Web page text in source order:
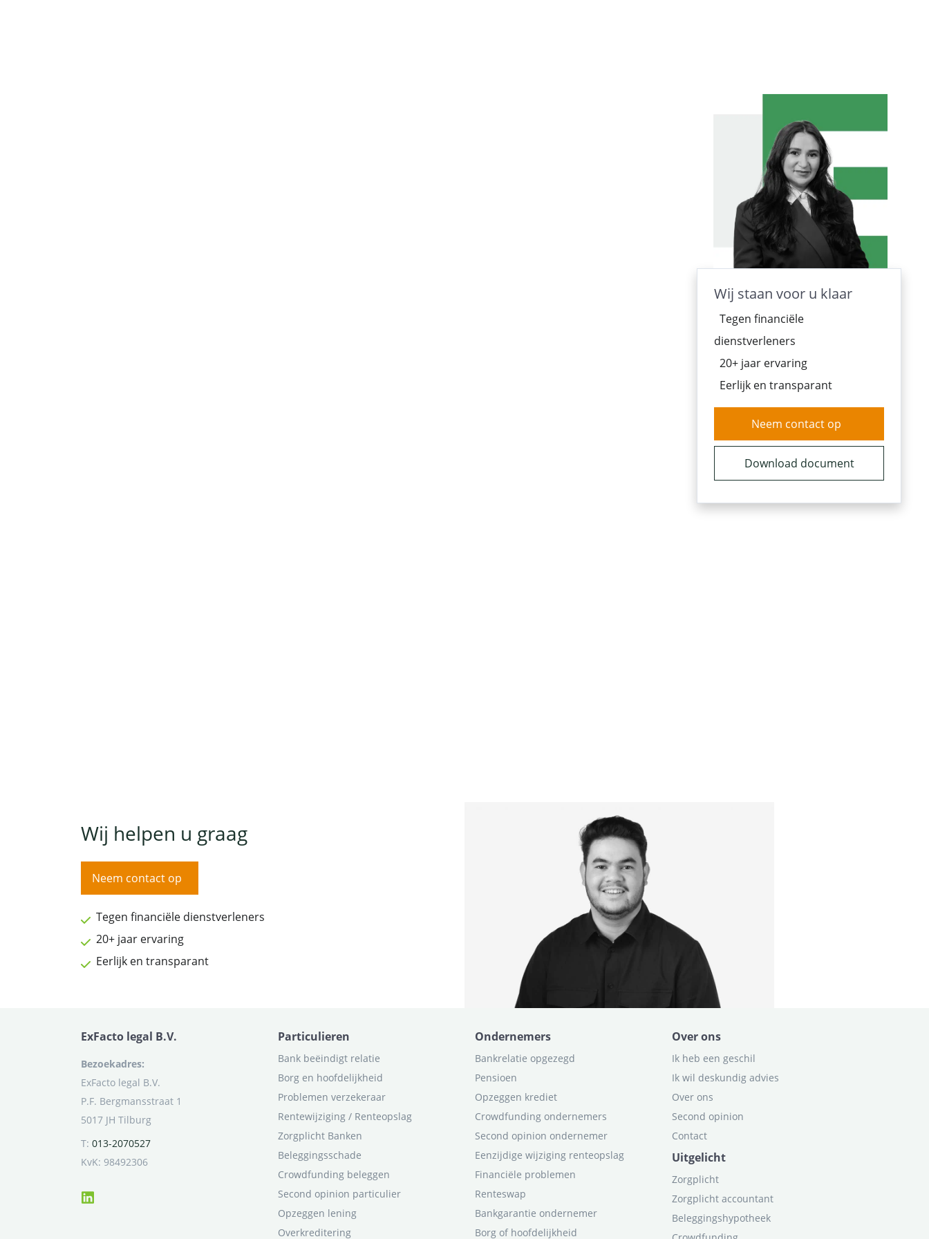
Wij staan voor u klaar
Tegen financiële
dienstverleners
20+ jaar ervaring
Eerlijk en transparant
Neem contact op
Download document
Wij helpen u graag
Neem contact op
Tegen financiële dienstverleners
20+ jaar ervaring
Eerlijk en transparant
ExFacto legal B.V.
Bezoekadres:
ExFacto legal B.V.
P.F. Bergmansstraat 1
5017 JH Tilburg
T: 013-2070527
KvK: 98492306
Particulieren
Bank beëindigt relatie
Borg en hoofdelijkheid
Problemen verzekeraar
Rentewijziging / Renteopslag
Zorgplicht Banken
Beleggingsschade
Crowdfunding beleggen
Second opinion particulier
Opzeggen lening
Overkreditering
Ondernemers
Bankrelatie opgezegd
Pensioen
Opzeggen krediet
Crowdfunding ondernemers
Second opinion ondernemer
Eenzijdige wijziging renteopslag
Financiële problemen
Renteswap
Bankgarantie ondernemer
Borg of hoofdelijkheid
Over ons
Ik heb een geschil
Ik wil deskundig advies
Over ons
Second opinion
Contact
Uitgelicht
Zorgplicht
Zorgplicht accountant
Beleggingshypotheek